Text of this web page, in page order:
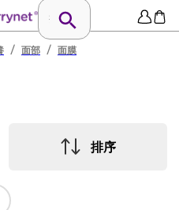
/ 面部 / 面膜
排序